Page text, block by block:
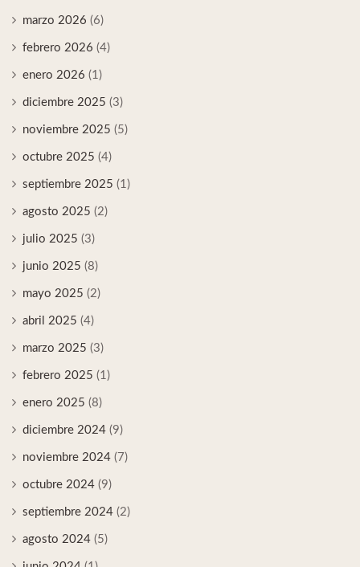
marzo 2026 (6)
febrero 2026 (4)
enero 2026 (1)
diciembre 2025 (3)
noviembre 2025 (5)
octubre 2025 (4)
septiembre 2025 (1)
agosto 2025 (2)
julio 2025 (3)
junio 2025 (8)
mayo 2025 (2)
abril 2025 (4)
marzo 2025 (3)
febrero 2025 (1)
enero 2025 (8)
diciembre 2024 (9)
noviembre 2024 (7)
octubre 2024 (9)
septiembre 2024 (2)
agosto 2024 (5)